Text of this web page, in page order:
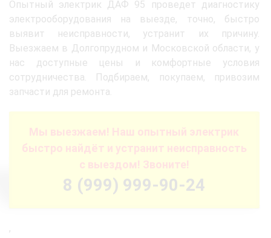
Опытный электрик ДАФ 95 проведет диагностику
электрооборудования на выезде, точно, быстро
выявит неисправности, устранит их причину.
Выезжаем в Долгопрудном и Московской области, у
нас доступные цены и комфортные условия
сотрудничества. Подбираем, покупаем, привозим
запчасти для ремонта.
Мы выезжаем! Наш опытный электрик
быстро найдёт и устранит неисправность
с выездом! Звоните!
8 (999) 999-90-24
,